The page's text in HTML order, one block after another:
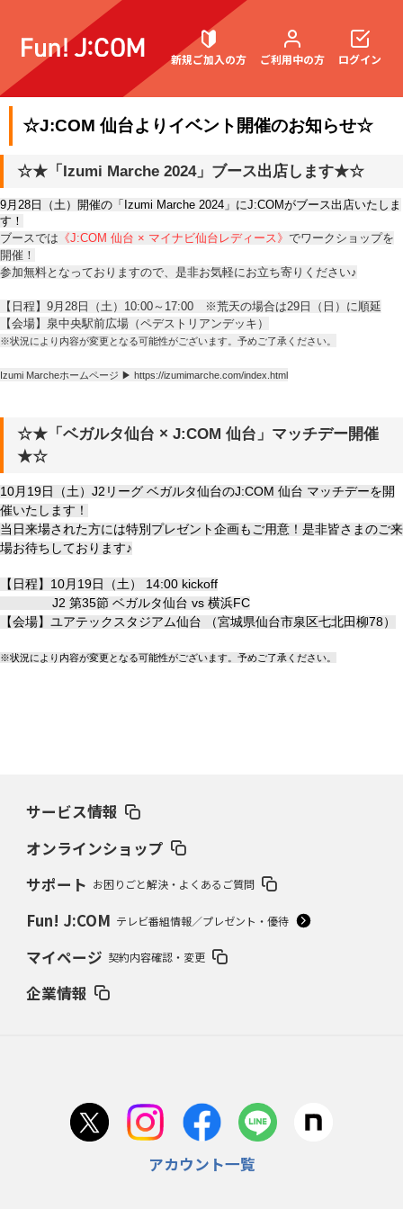
新規ご加入の方 ご利用中の方
お困りごと解決・よくあるご質問
ログイン
☆J:COM 仙台よりイベント開催のお知らせ☆
☆★「Izumi Marche 2024」ブース出店します★☆
9月28日（土）開催の「Izumi Marche 2024」にJ:COMがブース出店いたしま
す！
ブースでは 《J:COM 仙台 × マイナビ仙台レディース》 でワークショップを
開催！
参加無料となっておりますので、是非お気軽にお立ち寄りください♪
【日程】9月28日（土）10:00～17:00
※荒天の場合は29日（日）に順延
【会場】泉中央駅前広場（ペデストリアンデッキ）
※状況 により内容が変更となる可能性がございます。予めご了承ください。
Izumi Marcheホームページ ▶ https://izumimarche.com/index.html
☆★「ベガルタ仙台 × J:COM 仙台」マッチデー開催
★☆
10月19日（土）J2リーグ ベガルタ仙台のJ:COM 仙台 マッチデーを開
催いたします！
当日来場された方には特別プレゼント企画もご用意！是非皆さまのご来
場お待ちしております♪
【日程】10月19日（土） 14:00 kickoff
J2 第35節 ベガルタ仙台 vs 横浜FC
【会場】ユアテックスタジアム仙台 （宮城県仙台市泉区七北田柳78）
※状況により内容が変更となる可能性がございます。予めご了承ください。
サービス情報
オンラインショップ
サポート お困りごと解決・よくあるご質問
Fun! J:COM テレビ番組情報／プレゼント・優待
マイページ 契約内容確認・変更
企業情報
アカウント一覧